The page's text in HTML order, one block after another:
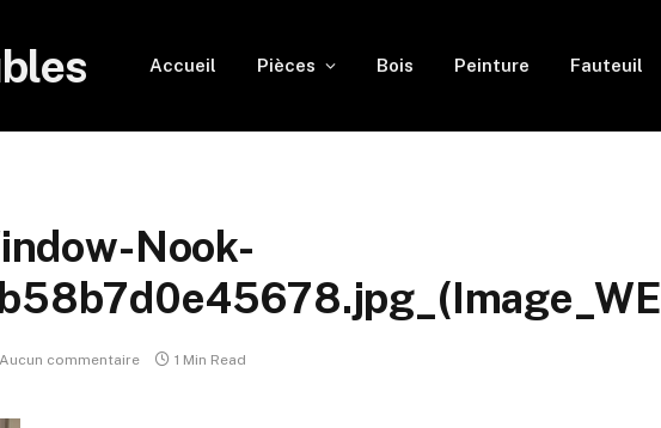
Accueil Pièces Bois Peinture Fauteuil
Nook-
Aucun commentaire 1 Min Read